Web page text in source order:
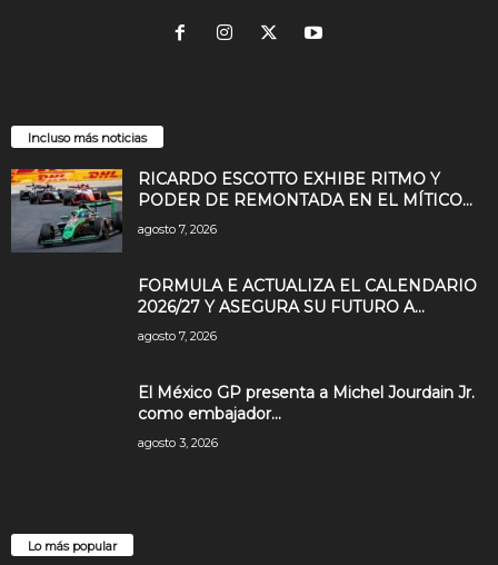
Incluso más noticias
RICARDO ESCOTTO EXHIBE RITMO Y
PODER DE REMONTADA EN EL MÍTICO...
agosto 7, 2026
FORMULA E ACTUALIZA EL CALENDARIO
2026/27 Y ASEGURA SU FUTURO A...
agosto 7, 2026
El México GP presenta a Michel Jourdain Jr.
como embajador...
agosto 3, 2026
Lo más popular